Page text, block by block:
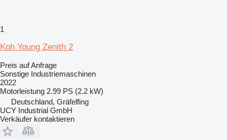
1
Koh Young Zenith 2
Preis auf Anfrage
Sonstige Industriemaschinen
2022
Motorleistung 2.99 PS (2.2 kW)
Deutschland, Gräfelfing
UCY Industrial GmbH
Verkäufer kontaktieren